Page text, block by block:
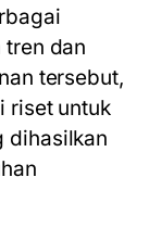
dan
tersebut,
riset untuk
dihasilkan